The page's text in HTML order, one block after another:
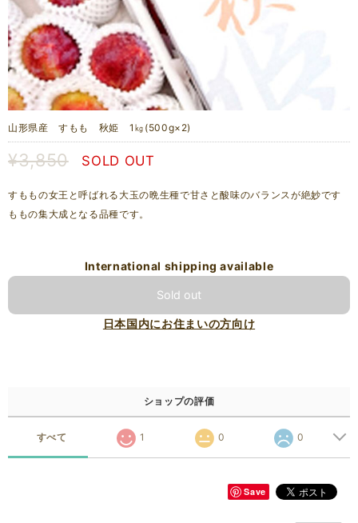
山形県産 すもも 秋姫 1㎏(500g×2)
¥3,850 SOLD OUT
すももの女王と呼ばれる大玉の晩生種で甘さと酸味のバランスが絶妙です
ももの集大成となる品種です。
International shipping available
Sold out
日本国内にお住まいの方向け
ショップの評価
すべて 1 0 0
Save